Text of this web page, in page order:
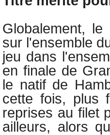
Globalement,
sur l'ensemble
jeu dans
en finale de
le natif de
cette fois, plus
reprises au filet
ailleurs, alors